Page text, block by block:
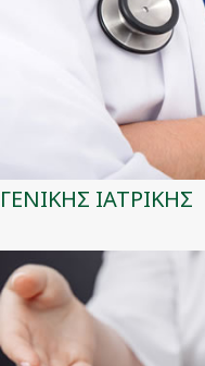
ΓΕΝΙΚΗΣ ΙΑΤΡΙΚΗΣ